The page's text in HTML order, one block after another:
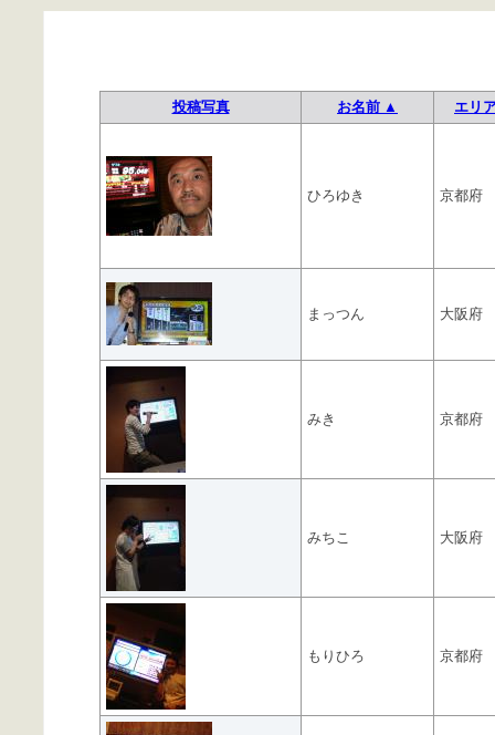
投稿写真 お名前 ▲ エリ
ひろゆき 京都府
まっつん 大阪府
みき 京都府
みちこ 大阪府
もりひろ 京都府